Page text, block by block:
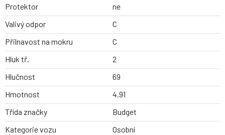
Protektor
ne
Valivý odpor
C
Přilnavost na mokru
C
Hluk tř.
2
Hlučnost
69
Hmotnost
4.91
Třída značky
Budget
Kategorie vozu
Osobní